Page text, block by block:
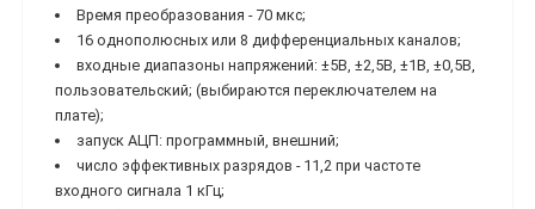
Время преобразования - 70 мкс;
16 однополюсных или 8 дифференциальных каналов;
входные диапазоны напряжений: ±5В, ±2,5В, ±1В, ±0,5В,
пользовательский; (выбираются переключателем на
плате);
запуск АЦП: программный, внешний;
число эффективных разрядов - 11,2 при частоте
входного сигнала 1 кГц;